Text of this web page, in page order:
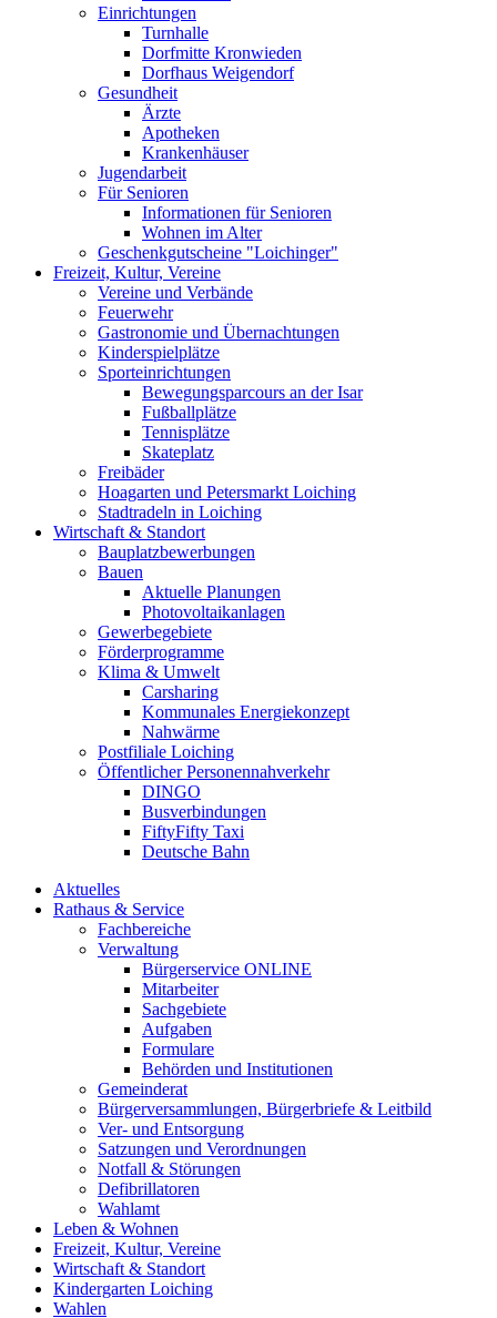
Einrichtungen
Turnhalle
Dorfmitte Kronwieden
Dorfhaus Weigendorf
Gesundheit
Ärzte
Apotheken
Krankenhäuser
Jugendarbeit
Für Senioren
Informationen für Senioren
Wohnen im Alter
Geschenkgutscheine "Loichinger"
Freizeit, Kultur, Vereine
Vereine und Verbände
Feuerwehr
Gastronomie und Übernachtungen
Kinderspielplätze
Sporteinrichtungen
Bewegungsparcours an der Isar
Fußballplätze
Tennisplätze
Skateplatz
Freibäder
Hoagarten und Petersmarkt Loiching
Stadtradeln in Loiching
Wirtschaft & Standort
Bauplatzbewerbungen
Bauen
Aktuelle Planungen
Photovoltaikanlagen
Gewerbegebiete
Förderprogramme
Klima & Umwelt
Carsharing
Kommunales Energiekonzept
Nahwärme
Postfiliale Loiching
Öffentlicher Personennahverkehr
DINGO
Busverbindungen
FiftyFifty Taxi
Deutsche Bahn
Aktuelles
Rathaus & Service
Fachbereiche
Verwaltung
Bürgerservice ONLINE
Mitarbeiter
Sachgebiete
Aufgaben
Formulare
Behörden und Institutionen
Gemeinderat
Bürgerversammlungen, Bürgerbriefe & Leitbild
Ver- und Entsorgung
Satzungen und Verordnungen
Notfall & Störungen
Defibrillatoren
Wahlamt
Leben & Wohnen
Freizeit, Kultur, Vereine
Wirtschaft & Standort
Kindergarten Loiching
Wahlen